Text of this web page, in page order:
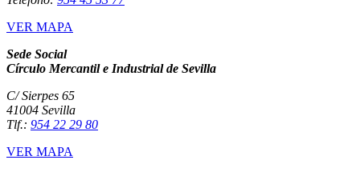
VER MAPA
Sede Social
Círculo Mercantil e Industrial de Sevilla
C/ Sierpes 65
41004 Sevilla
Tlf.: 954 22 29 80
VER MAPA